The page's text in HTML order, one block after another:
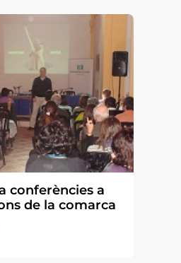
conferències a
de la comarca